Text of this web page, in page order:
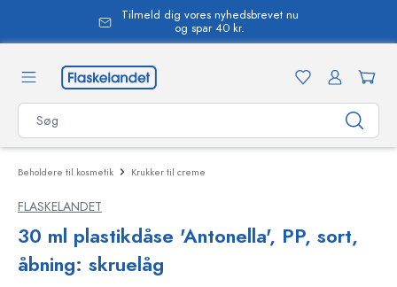
Tilmeld dig vores nyhedsbrevet nu
og spar 40 kr.
Beholdere til kosmetik Krukker til creme
FLASKELANDET
30 ml plastikdåse 'Antonella', PP, sort,
åbning: skruelåg